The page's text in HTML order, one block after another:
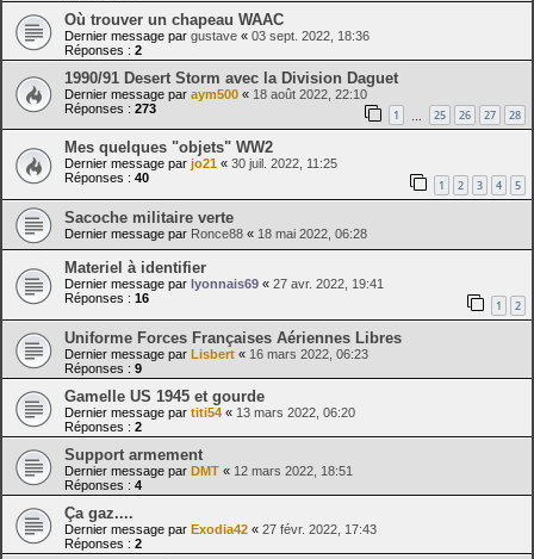
Où trouver un chapeau WAAC
Dernier message par gustave « 03 sept. 2022, 18:36
Réponses : 2
1990/91 Desert Storm avec la Division Daguet
Dernier message par aym500 « 18 août 2022, 22:10
Réponses : 273 1 25 26 27 28
Mes quelques "objets" WW2
Dernier message par jo21 « 30 juil. 2022, 11:25
Réponses : 40 1 2 3 4 5
Sacoche militaire verte
Dernier message par Ronce88 « 18 mai 2022, 06:28
Materiel à identifier
Dernier message par lyonnais69 « 27 avr. 2022, 19:41
Réponses : 16 1 2
Uniforme Forces Françaises Aériennes Libres
Dernier message par Lisbert « 16 mars 2022, 06:23
Réponses : 9
Gamelle US 1945 et gourde
Dernier message par titi54 « 13 mars 2022, 06:20
Réponses : 2
Support armement
Dernier message par DMT « 12 mars 2022, 18:51
Réponses : 4
Ça gaz....
Dernier message par Exodia42 « 27 févr. 2022, 17:43
Réponses : 2